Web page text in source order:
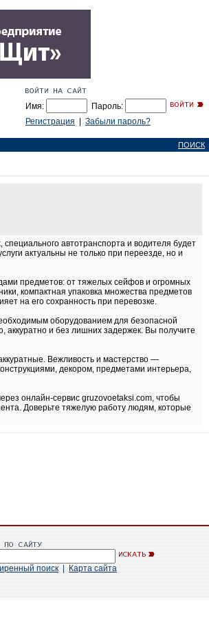
Имя:
Пароль:
Регистрация
Забыли пароль?
ПОИСК
автотранспорта и водителя будет
актуальны не только при переезде, но и
предметов: от тяжелых сейфов и огромных
компактная упаковка множества предметов
на его сохранность при перевозке.
оборудованием для безопасной
и без лишних задержек. Вы получите
Вежливость и мастерство —
декором, предметами интерьера,
онлайн-сервис gruzovoetaksi.com, чтобы
Доверьте тяжелую работу людям, которые
поиск Карта сайта